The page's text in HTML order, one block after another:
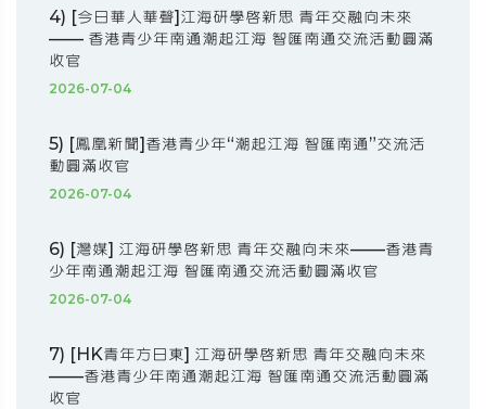
4) [今日華人華聲]江海研學啟新思 青年交融向未來
—— 香港青少年南通潮起江海 智匯南通交流活動圓滿
收官
2026-07-04
5) [鳳凰新聞]香港青少年“潮起江海 智匯南通”交流活
動圓滿收官
2026-07-04
6) [灣媒] 江海研學啟新思 青年交融向未來——香港青
少年南通潮起江海 智匯南通交流活動圓滿收官
2026-07-04
7) [HK青年方日東] 江海研學啟新思 青年交融向未來
——香港青少年南通潮起江海 智匯南通交流活動圓滿
收官